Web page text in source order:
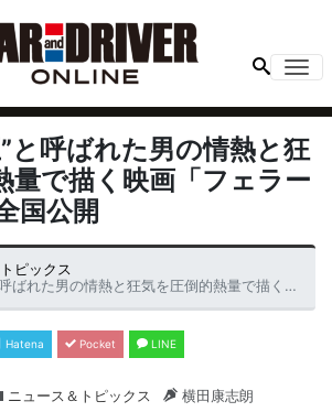
と呼ばれた男の情熱と狂
量で描く映画「フェラー
国公開
ピックス
の情熱と狂気を圧倒的熱量で描く映画「フェラーリ」7月5日全国公開
Hatena Pocket LINE
ニュース＆トピックス 横田康志朗